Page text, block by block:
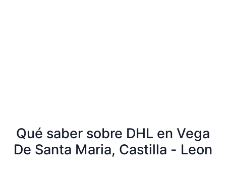
Qué saber sobre DHL en Vega
De Santa Maria, Castilla - Leon